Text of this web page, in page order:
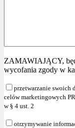
ZAMAWIAJĄCY,
wycofania zgody w
przetwarzanie swoich
celów marketingowych
w § 4 ust. 2
otrzymywanie